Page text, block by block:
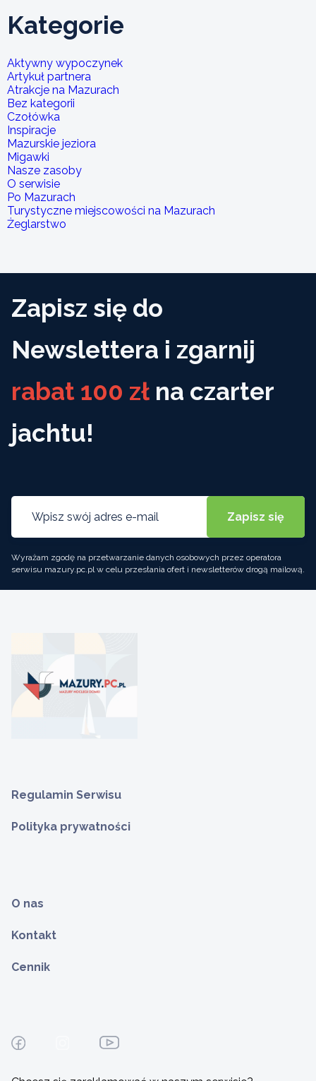
Kategorie
Aktywny wypoczynek
Artykuł partnera
Atrakcje na Mazurach
Bez kategorii
Czołówka
Inspiracje
Mazurskie jeziora
Migawki
Nasze zasoby
O serwisie
Po Mazurach
Turystyczne miejscowości na Mazurach
Żeglarstwo
Zapisz się do
Newslettera i zgarnij
rabat 100 zł na czarter
jachtu!
Wyrażam zgodę na przetwarzanie danych osobowych przez operatora
serwisu mazury.pc.pl w celu przesłania ofert i newsletterów drogą mailową.
Regulamin Serwisu
Polityka prywatności
O nas
Kontakt
Cennik